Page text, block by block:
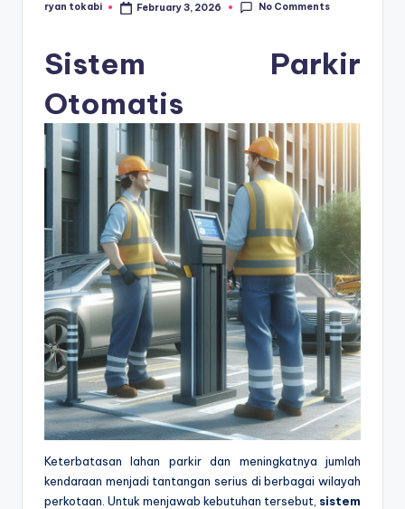
Posted
ryan tokabi February 3, 2026 No Comments
Sistem Parkir
Otomatis
Keterbatasan lahan parkir dan meningkatnya jumlah
kendaraan menjadi tantangan serius di berbagai wilayah
perkotaan. Untuk menjawab kebutuhan tersebut, sistem